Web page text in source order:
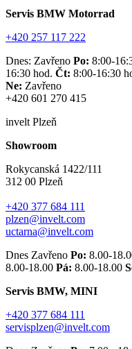
Servis BMW Motorrad
+420 257 117 222
Dnes: Zavřeno Po: 8:00-
16:30 hod. Čt: 8:00-16:30
Ne: Zavřeno
+420 601 270 415
invelt Plzeň
Showroom
Rokycanská 1422/111
312 00 Plzeň
+420 377 684 111
plzen@invelt.com
uctarna@invelt.com
Dnes Zavřeno Po: 8.00-
8.00-18.00 Pá: 8.00-18.00
Servis BMW, MINI
+420 377 684 111
servisplzen@invelt.com